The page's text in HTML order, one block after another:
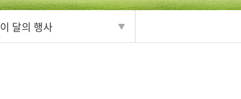
이 달의 행사